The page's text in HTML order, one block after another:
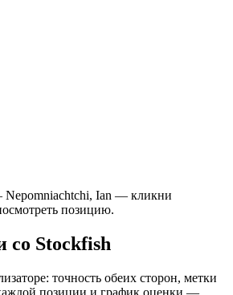
Nepomniachtchi, Ian — кликни
позицию.
со Stockfish
точность обеих сторон, метки
позиции и график оценки —